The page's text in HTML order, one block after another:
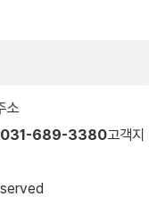
소
031-689-3380고객지